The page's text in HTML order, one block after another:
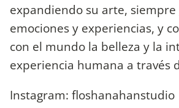
expandiendo su arte,
emociones y experiencias, y
con el mundo la belleza y la
experiencia humana a través
Instagram: floshanahanstudio